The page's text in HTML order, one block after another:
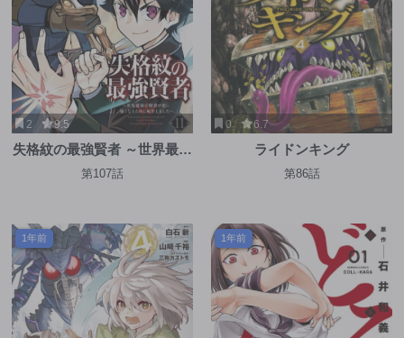
2 9.5
失格紋の最強賢者 ～世界最強
の賢者が更に強くなるために
第107話
0 6.7
ライドンキング
第86話
1年前 1年前